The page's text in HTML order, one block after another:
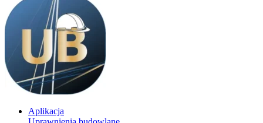
Aplikacja